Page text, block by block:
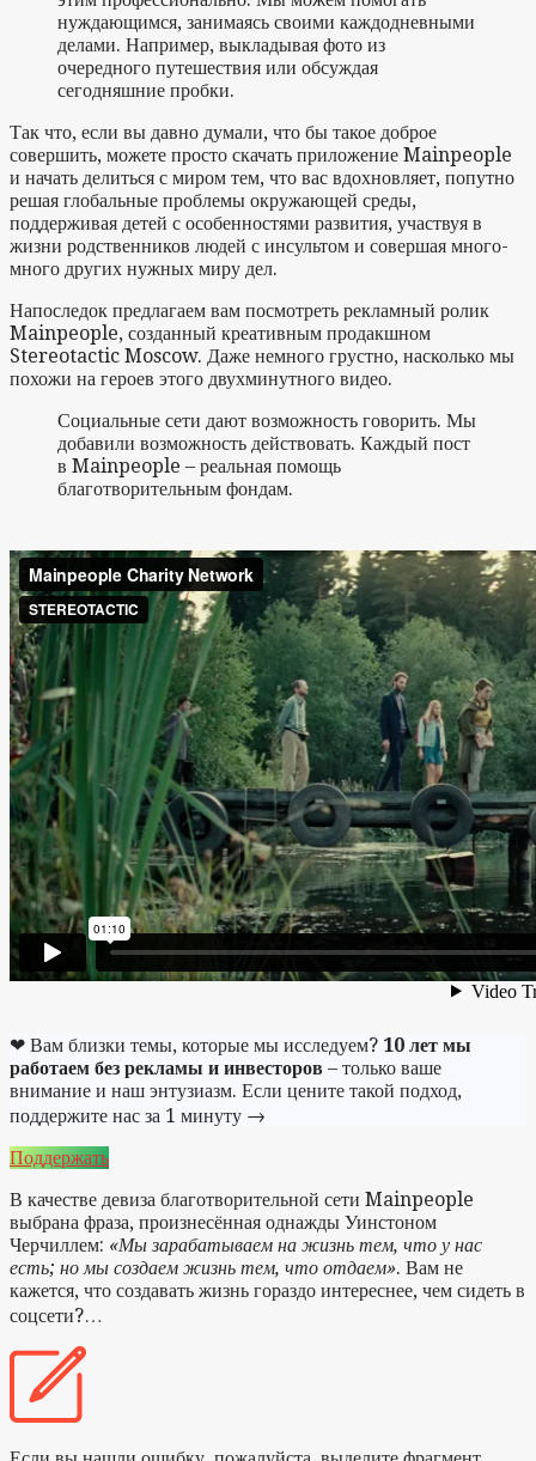
нуждающимся, занимаясь своими каждодневными
делами. Например, выкладывая фото из
очередного путешествия или обсуждая
сегодняшние пробки.
Так что, если вы давно думали, что бы такое доброе
совершить, можете просто скачать приложение Mainpeople
и начать делиться с миром тем, что вас вдохновляет, попутно
решая глобальные проблемы окружающей среды,
поддерживая детей с особенностями развития, участвуя в
жизни родственников людей с инсультом и совершая много-
много других нужных миру дел.
Напоследок предлагаем вам посмотреть рекламный ролик
Mainpeople, созданный креативным продакшном
Stereotactic Moscow. Даже немного грустно, насколько мы
похожи на героев этого двухминутного видео.
Социальные сети дают возможность говорить. Мы
добавили возможность действовать. Каждый пост
в Mainpeople – реальная помощь
благотворительным фондам.
❤ Вам близки темы, которые мы исследуем? 10 лет мы
работаем без рекламы и инвесторов – только ваше
внимание и наш энтузиазм. Если цените такой подход,
поддержите нас за 1 минуту →
Поддержать
В качестве девиза благотворительной сети Mainpeople
выбрана фраза, произнесённая однажды Уинстоном
Черчиллем: «Мы зарабатываем на жизнь тем, что у нас
есть; но мы создаем жизнь тем, что отдаем». Вам не
кажется, что создавать жизнь гораздо интереснее, чем сидеть в
соцсети?…